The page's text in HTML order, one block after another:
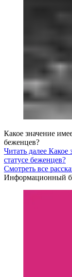
Какое значение
беженцев?
Читать далее
статусе беженцев?
Смотреть все
Информационный